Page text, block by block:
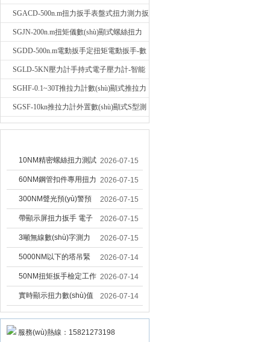
計-輪輻稱重壓力測力計
SGACD-500n.m扭力扳手表盤式扭力測力扳
手-表盤扭力矩檢測扳手
SGJN-200n.m扭矩儀數(shù)顯式螺絲扭力
測量儀-螺栓扭力矩測試儀
SGDD-500n.m電動扳手定扭矩電動扳手-數
(shù)顯式電動定扭力矩扳手
SGLD-5KN壓力計手持式電子壓力計-智能
電子式壓力測力計
SGHF-0.1~30T推拉力計數(shù)顯式推拉力
測力計-數(shù)字拉壓力雙向測力儀
SGSF-10kn推拉力計外置數(shù)顯式S型測
力計|手持連線式拉壓力計
10NM精密螺絲扭力測試
專用扭矩扳手,產(chǎn)
線質(zhì)檢螺絲扭力專
用扳手廠家
2026-07-15
60NM鋼管扣件專用扭力
扳手 腳手架扭力檢測扳
手 工地扣件扭矩扳手品
牌
2026-07-15
300NM聲光預(yù)警預
(yù)置扭力扳手 工業(yè)
緊固專用數(shù)顯扭力
工具廠家
2026-07-15
帶顯示屏扭力扳手 電子
數(shù)顯扭力扳手
20NM精準可調(diào)力
矩扳手品牌
2026-07-15
3噸無線數(shù)字測力
計港口吊裝專用
2026-07-15
5000NM以下的塔吊緊
固大扭力電動扳手 塔機
安裝電動扳手廠家
2026-07-14
50NM扭矩扳手檢定工作
臺 高精度扭力校準設
(shè)備 扳手精度檢定設
(shè)備廠家
2026-07-14
實時顯示扭力數(shù)值
數(shù)顯扭力扳手 工業
(yè)數(shù)顯扭力扳手
2026-07-14
服務(wù)熱線：15821273198